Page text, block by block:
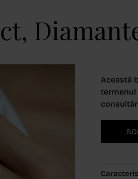
Această
termenul